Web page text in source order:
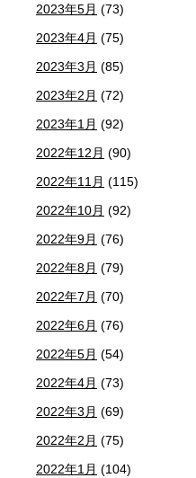
2023年5月 (73)
2023年4月 (75)
2023年3月 (85)
2023年2月 (72)
2023年1月 (92)
2022年12月 (90)
2022年11月 (115)
2022年10月 (92)
2022年9月 (76)
2022年8月 (79)
2022年7月 (70)
2022年6月 (76)
2022年5月 (54)
2022年4月 (73)
2022年3月 (69)
2022年2月 (75)
2022年1月 (104)